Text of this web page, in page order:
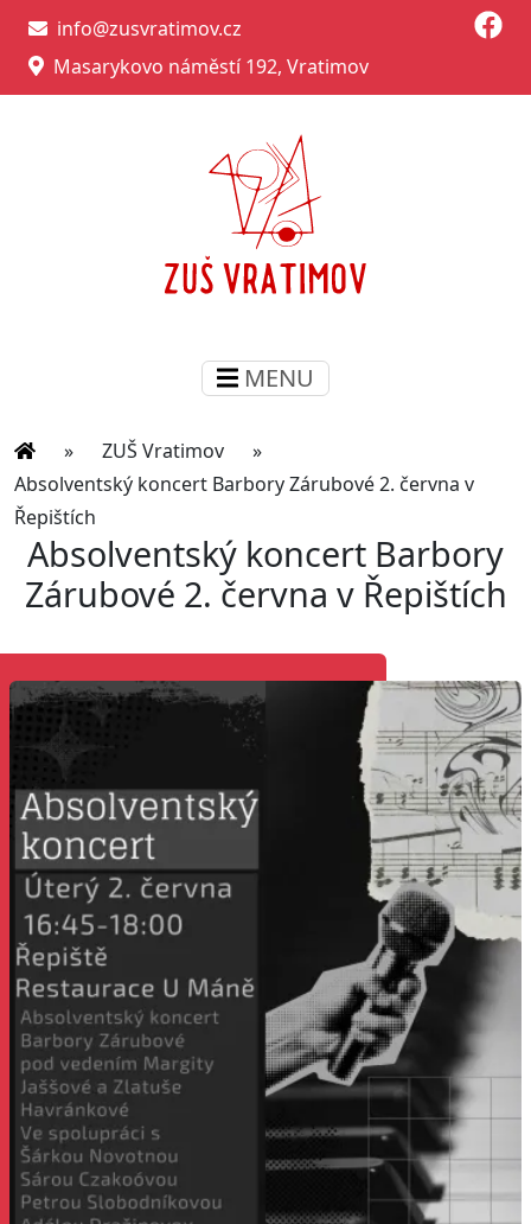
info@zusvratimov.cz
Masarykovo náměstí 192, Vratimov
MENU
» ZUŠ Vratimov
»
Absolventský koncert Barbory Zárubové 2. června v
Řepištích
Absolventský koncert Barbory
Zárubové 2. června v Řepištích